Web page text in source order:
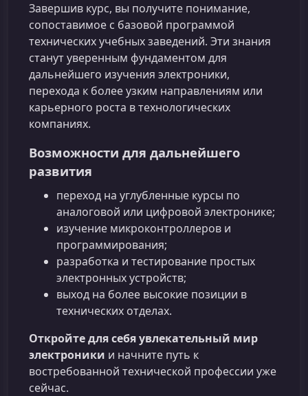
Завершив курс, вы получите понимание,
сопоставимое с базовой программой
технических учебных заведений. Эти знания
станут уверенным фундаментом для
дальнейшего изучения электроники,
перехода к более узким направлениям или
карьерного роста в технологических
компаниях.
Возможности для дальнейшего
развития
переход на углубленные курсы по
аналоговой или цифровой электронике;
изучение микроконтроллеров и
программирования;
разработка и тестирование простых
электронных устройств;
выход на более высокие позиции в
технических отделах.
Откройте для себя увлекательный мир
электроники и начните путь к
востребованной технической профессии уже
сейчас.